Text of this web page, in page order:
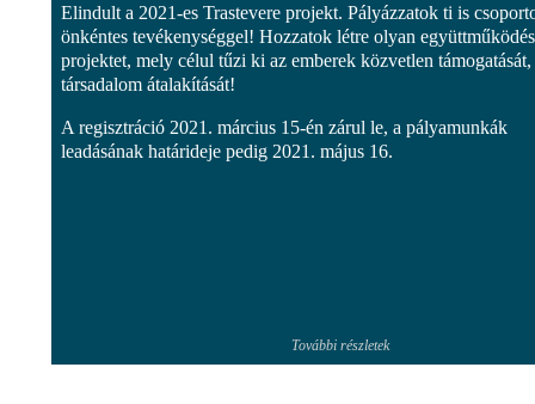
Elindult a 2021-es Trastevere projekt. Pályázzatok ti is
önkéntes tevékenységgel! Hozzatok létre olyan
projektet, mely célul tűzi ki az emberek közvetlen támogatását,
társadalom átalakítását!
A regisztráció 2021. március 15-én zárul le, a pályamunkák
leadásának határideje pedig 2021. május 16.
További részletek